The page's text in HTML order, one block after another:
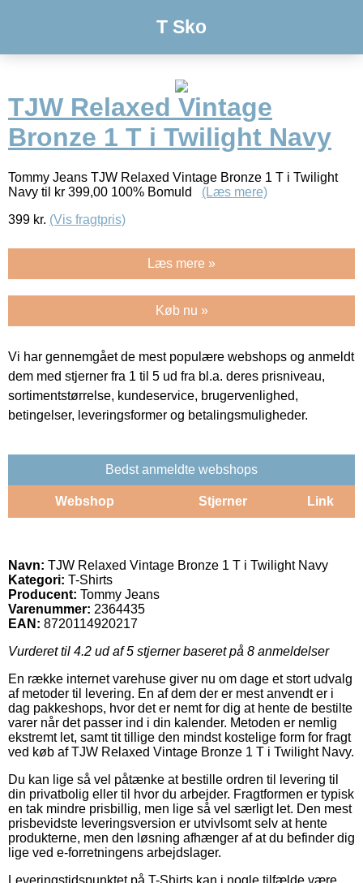
T Sko
TJW Relaxed Vintage
Bronze 1 T i Twilight Navy
Tommy Jeans TJW Relaxed Vintage Bronze 1 T i Twilight
Navy til kr 399,00 100% Bomuld (Læs mere)
399 kr. (Vis fragtpris)
Læs mere »
Køb nu »
Vi har gennemgået de mest populære webshops og anmeldt
dem med stjerner fra 1 til 5 ud fra bl.a. deres prisniveau,
sortimentstørrelse, kundeservice, brugervenlighed,
betingelser, leveringsformer og betalingsmuligheder.
Bedst anmeldte webshops
Webshop Stjerner Link
Navn: TJW Relaxed Vintage Bronze 1 T i Twilight Navy
Kategori: T-Shirts
Producent: Tommy Jeans
Varenummer: 2364435
EAN: 8720114920217
Vurderet til 4.2 ud af 5 stjerner baseret på 8 anmeldelser
En række internet varehuse giver nu om dage et stort udvalg
af metoder til levering. En af dem der er mest anvendt er i
dag pakkeshops, hvor det er nemt for dig at hente de bestilte
varer når det passer ind i din kalender. Metoden er nemlig
ekstremt let, samt tit tillige den mindst kostelige form for fragt
ved køb af TJW Relaxed Vintage Bronze 1 T i Twilight Navy.
Du kan lige så vel påtænke at bestille ordren til levering til
din privatbolig eller til hvor du arbejder. Fragtformen er typisk
en tak mindre prisbillig, men lige så vel særligt let. Den mest
prisbevidste leveringsversion er utvivlsomt selv at hente
produkterne, men den løsning afhænger af at du befinder dig
lige ved e-forretningens arbejdslager.
Leveringstidspunktet på T-Shirts kan i nogle tilfælde være